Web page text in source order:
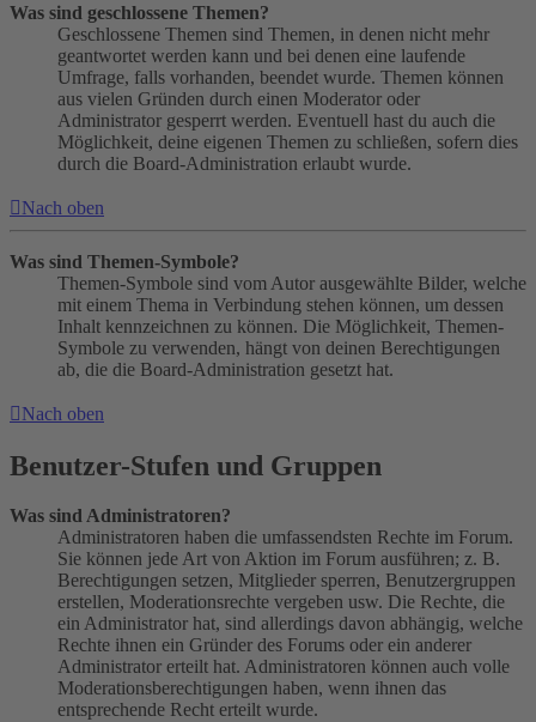
Was sind geschlossene Themen?
Geschlossene Themen sind Themen, in denen nicht mehr
geantwortet werden kann und bei denen eine laufende
Umfrage, falls vorhanden, beendet wurde. Themen können
aus vielen Gründen durch einen Moderator oder
Administrator gesperrt werden. Eventuell hast du auch die
Möglichkeit, deine eigenen Themen zu schließen, sofern dies
durch die Board-Administration erlaubt wurde.
Nach oben
Was sind Themen-Symbole?
Themen-Symbole sind vom Autor ausgewählte Bilder, welche
mit einem Thema in Verbindung stehen können, um dessen
Inhalt kennzeichnen zu können. Die Möglichkeit, Themen-
Symbole zu verwenden, hängt von deinen Berechtigungen
ab, die die Board-Administration gesetzt hat.
Nach oben
Benutzer-Stufen und Gruppen
Was sind Administratoren?
Administratoren haben die umfassendsten Rechte im Forum.
Sie können jede Art von Aktion im Forum ausführen; z. B.
Berechtigungen setzen, Mitglieder sperren, Benutzergruppen
erstellen, Moderationsrechte vergeben usw. Die Rechte, die
ein Administrator hat, sind allerdings davon abhängig, welche
Rechte ihnen ein Gründer des Forums oder ein anderer
Administrator erteilt hat. Administratoren können auch volle
Moderationsberechtigungen haben, wenn ihnen das
entsprechende Recht erteilt wurde.